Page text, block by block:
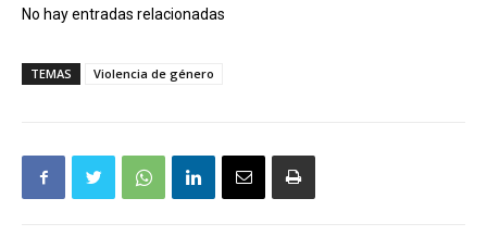
No hay entradas relacionadas
TEMAS Violencia de género